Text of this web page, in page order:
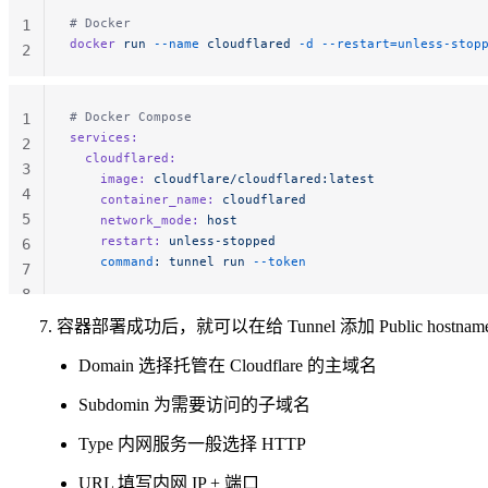
# Docker
docker run --name cloudflared -d --restart=unless-
1
2
# Docker Compose
services:
  cloudflared:
    image:
cloudflare/cloudflared:latest
    container_name:
cloudflared
    network_mode:
host
    restart:
unless-stopped
    command
: tunnel run --token
1
2
3
4
5
6
7
8
容器部署成功后，就可以在给 Tunnel 添加 Public
Domain 选择托管在 Cloudflare 的主域名
Subdomin 为需要访问的子域名
Type 内网服务一般选择 HTTP
URL 填写内网 IP + 端口